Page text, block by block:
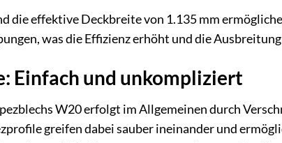
die effektive Deckbreite von 1.135 mm
was die Effizienz erhöht und die
Einfach und unkompliziert
W20 erfolgt im Allgemeinen durch
greifen dabei sauber ineinander und